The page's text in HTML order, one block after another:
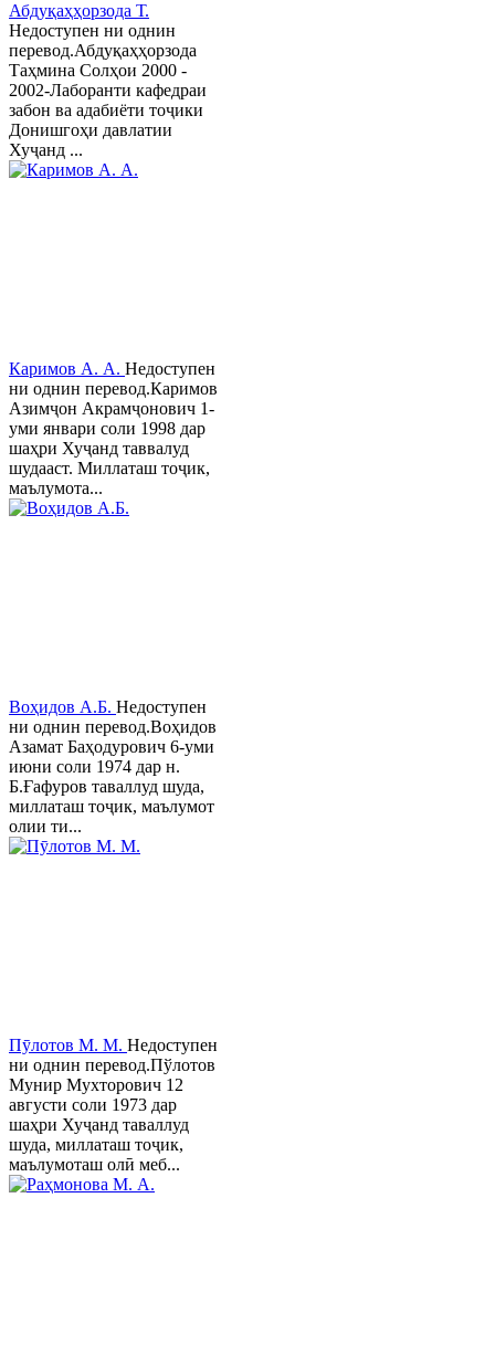
Абдуқаҳҳорзода Т.
Недоступен ни однин
перевод.Абдуқаҳҳорзода
Таҳмина Солҳои 2000 -
2002-Лаборанти кафедраи
забон ва адабиёти тоҷики
Донишгоҳи давлатии
Хуҷанд ...
Каримов А. А. Недоступен
ни однин перевод.Каримов
Азимҷон Акрамҷонович 1-
уми январи соли 1998 дар
шаҳри Хуҷанд таввалуд
шудааст. Миллаташ тоҷик,
маълумота...
Воҳидов А.Б. Недоступен
ни однин перевод.Воҳидов
Азамат Баҳодурович 6-уми
июни соли 1974 дар н.
Б.Ғафуров таваллуд шуда,
миллаташ тоҷик, маълумот
олии ти...
Пӯлотов М. М. Недоступен
ни однин перевод.Пўлотов
Мунир Мухторович 12
августи соли 1973 дар
шаҳри Хуҷанд таваллуд
шуда, миллаташ тоҷик,
маълумоташ олӣ меб...